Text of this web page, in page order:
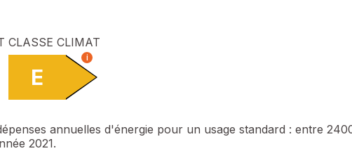
SAFTI : Cidalia DA SILVA, Tél. : 0661271704, E-mail :
CLASSE CLIMAT
E
i
annuelles d'énergie pour un usage standard : entre
2021.